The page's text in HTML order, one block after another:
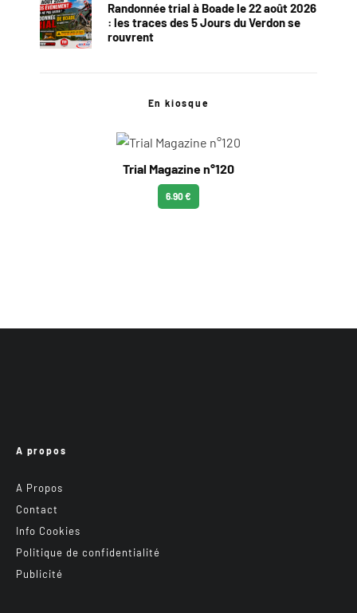
Randonnée trial à Boade le 22 août 2026
: les traces des 5 Jours du Verdon se
rouvrent
En kiosque
Trial Magazine n°120
6.90 €
A propos
A Propos
Contact
Info Cookies
Politique de confidentialité
Publicité